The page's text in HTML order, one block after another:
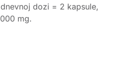
dozi = 2 kapsule,
mg.